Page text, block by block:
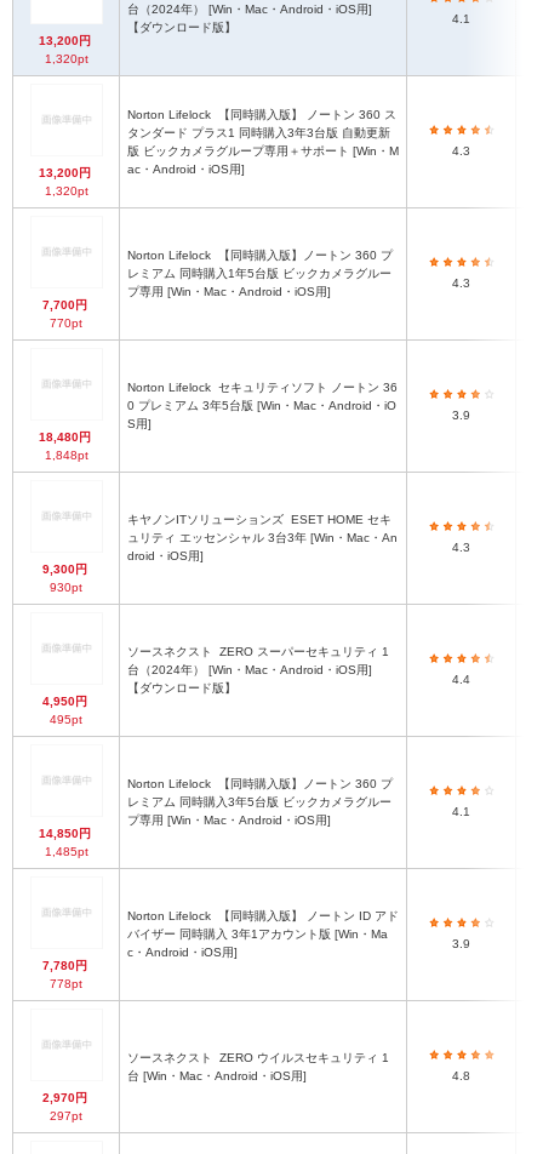
13,200円
1,320pt
台（2024年） [Win・Mac・Android・iOS用]
【ダウンロード版】
4.1
13,200円
1,320pt
Norton Lifelock
タンダード プラス1 同時購入3年3台版 自動更新
版 ビックカメラグループ専用＋サポート [Win・M
ac・Android・iOS用]
4.3
7,700円
770pt
Norton Lifelock
レミアム 同時購入1年5台版 ビックカメラグルー
プ専用 [Win・Mac・Android・iOS用]
4.3
18,480円
1,848pt
Norton Lifelock
0 プレミアム 3年5台版 [Win・Mac・Android・iO
S用]
3.9
9,300円
930pt
キヤノンITソリューションズ
ュリティ エッセンシャル 3台3年 [Win・Mac・An
droid・iOS用]
4.3
4,950円
495pt
ソースネクスト
台（2024年） [Win・Mac・Android・iOS用]
【ダウンロード版】
4.4
14,850円
1,485pt
Norton Lifelock
レミアム 同時購入3年5台版 ビックカメラグルー
プ専用 [Win・Mac・Android・iOS用]
4.1
7,780円
778pt
Norton Lifelock
バイザー 同時購入 3年1アカウント版 [Win・Ma
c・Android・iOS用]
3.9
2,970円
297pt
ソースネクスト
台 [Win・Mac・Android・iOS用]
4.8